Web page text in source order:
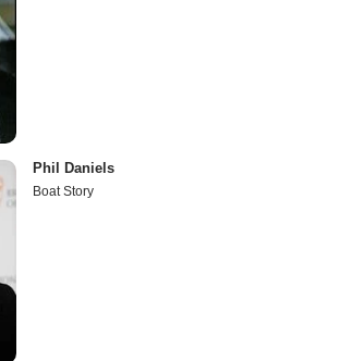
Phil Daniels
Boat Story